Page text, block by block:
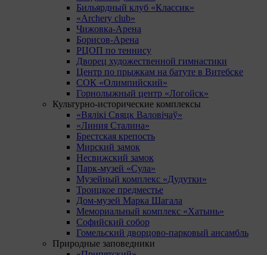
Бильярдный клуб «Классик»
«Archery club»
Чижовка-Арена
Борисов-Арена
РЦОП по теннису
Дворец художественной гимнастики
Центр по прыжкам на батуте в Витебске
СОК «Олимпийский»
Горнолыжный центр «Логойск»
Культурно-исторические комплексы
«Вялікі Свяцк Валовічаў»
«Линия Сталина»
Брестская крепость
Мирский замок
Несвижский замок
Парк-музей «Сула»
Музейный комплекс «Дудутки»
Троицкое предместье
Дом-музей Марка Шагала
Мемориальный комплекс «Хатынь»
Софийский собор
Гомельский дворцово-парковый ансамбль
Природные заповедники